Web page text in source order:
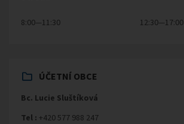
8:00—11:30 12:30—17:00
ÚČETNÍ OBCE
Bc. Lucie Sluštíková
Tel : +420 577 988 247